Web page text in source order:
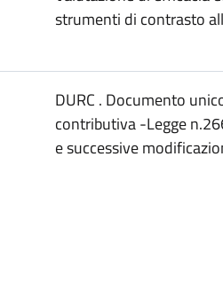
strumenti di contrasto
DURC . Documento
contributiva -Legge
e successive